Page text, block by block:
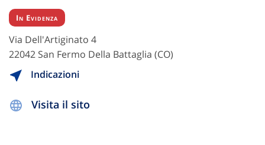
In Evidenza
Via Dell'Artiginato 4
22042 San Fermo Della Battaglia (CO)
Indicazioni
Visita il sito